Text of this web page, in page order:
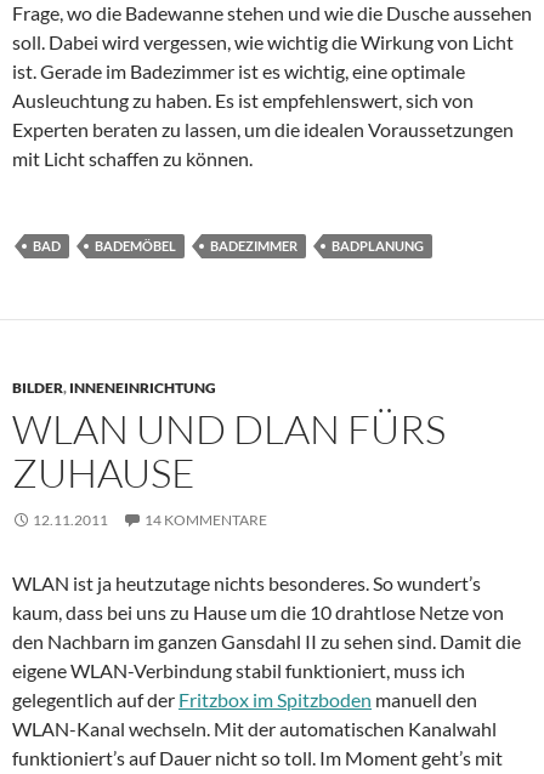
Frage, wo die Badewanne stehen und wie die Dusche aussehen
soll. Dabei wird vergessen, wie wichtig die Wirkung von Licht
ist. Gerade im Badezimmer ist es wichtig, eine optimale
Ausleuchtung zu haben. Es ist empfehlenswert, sich von
Experten beraten zu lassen, um die idealen Voraussetzungen
mit Licht schaffen zu können.
BAD BADEMÖBEL BADEZIMMER BADPLANUNG
BILDER, INNENEINRICHTUNG
WLAN UND DLAN FÜRS
ZUHAUSE
12.11.2011 14 KOMMENTARE
WLAN ist ja heutzutage nichts besonderes. So wundert’s
kaum, dass bei uns zu Hause um die 10 drahtlose Netze von
den Nachbarn im ganzen Gansdahl II zu sehen sind. Damit die
eigene WLAN-Verbindung stabil funktioniert, muss ich
gelegentlich auf der Fritzbox im Spitzboden manuell den
WLAN-Kanal wechseln. Mit der automatischen Kanalwahl
funktioniert’s auf Dauer nicht so toll. Im Moment geht’s mit